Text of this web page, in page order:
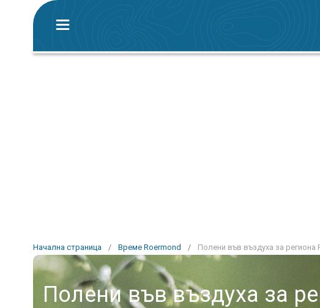
Начална страница / Време Roermond / Полени във въздуха за региона
Полени във въздуха за